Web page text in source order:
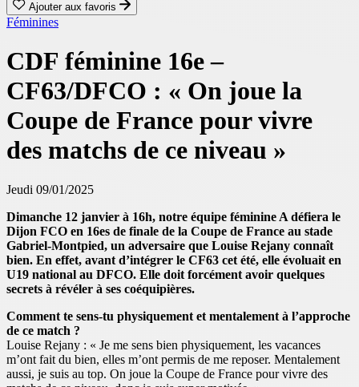
Ajouter aux favoris
Féminines
CDF féminine 16e –
CF63/DFCO : « On joue la
Coupe de France pour vivre
des matchs de ce niveau »
Jeudi 09/01/2025
Dimanche 12 janvier à 16h, notre équipe féminine A défiera le
Dijon FCO en 16es de finale de la Coupe de France au stade
Gabriel-Montpied, un adversaire que Louise Rejany connaît
bien. En effet, avant d’intégrer le CF63 cet été, elle évoluait en
U19 national au DFCO. Elle doit forcément avoir quelques
secrets à révéler à ses coéquipières.
Comment te sens-tu physiquement et mentalement à l’approche
de ce match ?
Louise Rejany : « Je me sens bien physiquement, les vacances
m’ont fait du bien, elles m’ont permis de me reposer. Mentalement
aussi, je suis au top. On joue la Coupe de France pour vivre des